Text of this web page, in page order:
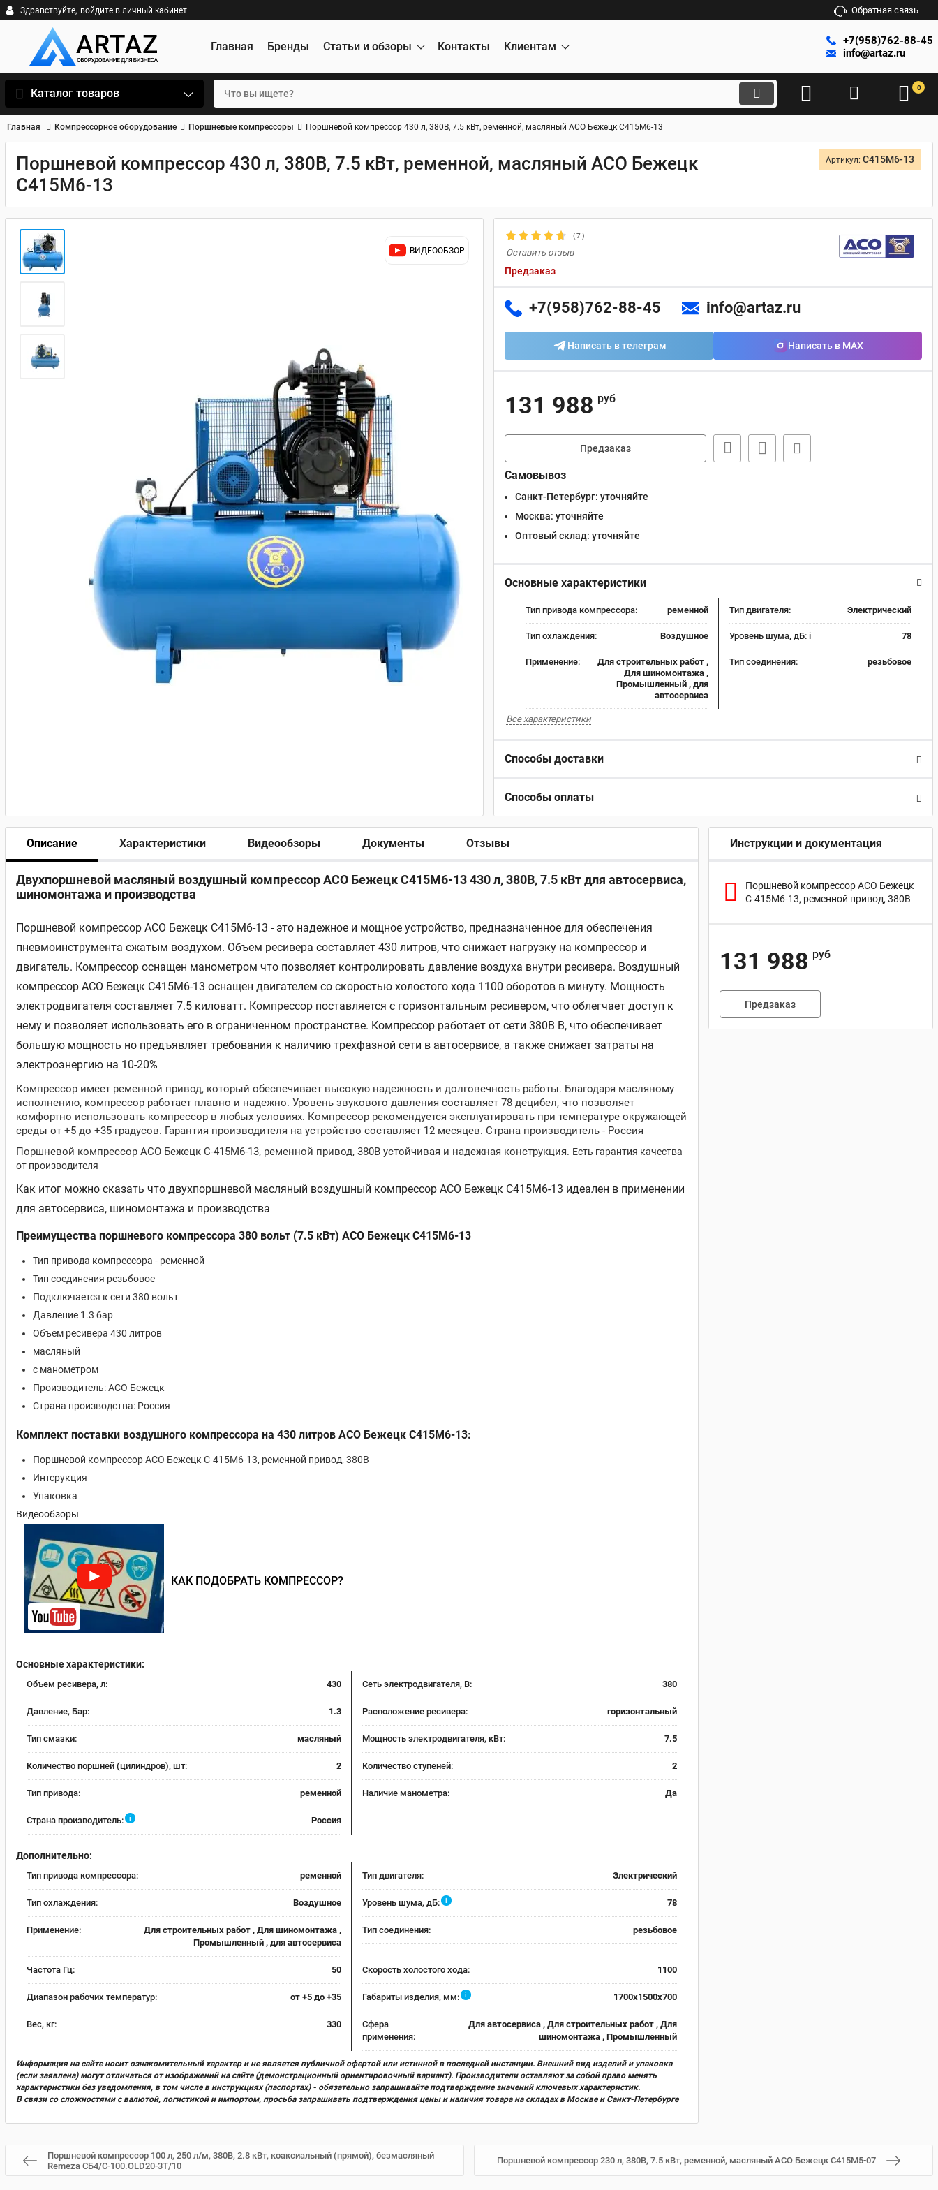
Здравствуйте, войдите в личный кабинет Обратная связь
Главная Бренды Статьи и обзоры Контакты Клиентам
+7(958)762-88-45
info@artaz.ru
Каталог товаров 0
Главная Компрессорное оборудование Поршневые компрессоры Поршневой компрессор 430 л, 380В, 7.5 кВт, ременной, масляный АСО Бежецк С415М6-13
Поршневой компрессор 430 л, 380В, 7.5 кВт, ременной, масляный АСО Бежецк
С415М6-13
Артикул: С415М6-13
ВИДЕООБЗОР
(7)
Оставить отзыв
Предзаказ
+7(958)762-88-45 info@artaz.ru
Написать в телеграм Написать в MAX
131 988 руб
Предзаказ
Самовывоз
Санкт-Петербург: уточняйте
Москва: уточняйте
Оптовый склад: уточняйте
Основные характеристики
Тип привода компрессора: ременной Тип двигателя: Электрический
Тип охлаждения: Воздушное Уровень шума, дБ: i 78
Применение:
Для строительных работ ,
Для шиномонтажа ,
Промышленный , для
автосервиса
Тип соединения: резьбовое
Все характеристики
Способы доставки
Способы оплаты
Описание Характеристики Видеообзоры Документы Отзывы
Двухпоршневой масляный воздушный компрессор АСО Бежецк С415М6-13 430 л, 380В, 7.5 кВт для автосервиса,
шиномонтажа и производства
Поршневой компрессор АСО Бежецк С415М6-13 - это надежное и мощное устройство, предназначенное для обеспечения
пневмоинструмента сжатым воздухом. Объем ресивера составляет 430 литров, что снижает нагрузку на компрессор и
двигатель. Компрессор оснащен манометром что позволяет контролировать давление воздуха внутри ресивера. Воздушный
компрессор АСО Бежецк С415М6-13 оснащен двигателем со скоростью холостого хода 1100 оборотов в минуту. Мощность
электродвигателя составляет 7.5 киловатт. Компрессор поставляется c горизонтальным ресивером, что облегчает доступ к
нему и позволяет использовать его в ограниченном пространстве. Компрессор работает от сети 380В В, что обеспечивает
большую мощность но предъявляет требования к наличию трехфазной сети в автосервисе, а также снижает затраты на
электроэнергию на 10-20%
Компрессор имеет ременной привод, который обеспечивает высокую надежность и долговечность работы. Благодаря масляному
исполнению, компрессор работает плавно и надежно. Уровень звукового давления составляет 78 децибел, что позволяет
комфортно использовать компрессор в любых условиях. Компрессор рекомендуется эксплуатировать при температуре окружающей
среды от +5 до +35 градусов. Гарантия производителя на устройство составляет 12 месяцев. Страна производитель - Россия
Поршневой компрессор АСО Бежецк С-415М6-13, ременной привод, 380В устойчивая и надежная конструкция. Есть гарантия качества
от производителя
Как итог можно сказать что двухпоршневой масляный воздушный компрессор АСО Бежецк С415М6-13 идеален в применении
для автосервиса, шиномонтажа и производства
Преимущества поршневого компрессора 380 вольт (7.5 кВт) АСО Бежецк С415М6-13
Тип привода компрессора - ременной
Тип соединения резьбовое
Подключается к сети 380 вольт
Давление 1.3 бар
Объем ресивера 430 литров
масляный
с манометром
Производитель: АСО Бежецк
Страна производства: Россия
Комплект поставки воздушного компрессора на 430 литров АСО Бежецк С415М6-13:
Поршневой компрессор АСО Бежецк С-415М6-13, ременной привод, 380В
Интсрукция
Упаковка
Видеообзоры
КАК ПОДОБРАТЬ КОМПРЕССОР?
Основные характеристики:
Объем ресивера, л: 430 Сеть электродвигателя, В: 380
Давление, Бар: 1.3 Расположение ресивера: горизонтальный
Тип смазки: масляный Мощность электродвигателя, кВт: 7.5
Количество поршней (цилиндров), шт: 2 Количество ступеней: 2
Тип привода: ременной Наличие манометра: Да
Страна производитель: i Россия
Дополнительно:
Тип привода компрессора: ременной Тип двигателя: Электрический
Тип охлаждения: Воздушное Уровень шума, дБ: i 78
Применение:
Для строительных работ , Для шиномонтажа ,
Промышленный , для автосервиса
Тип соединения: резьбовое
Частота Гц: 50 Скорость холостого хода: 1100
Диапазон рабочих температур: от +5 до +35 Габариты изделия, мм: i 1700x1500x700
Вес, кг: 330
Сфера
применения:
Для автосервиса , Для строительных работ , Для
шиномонтажа , Промышленный
Информация на сайте носит ознакомительный характер и не является публичной офертой или истинной в последней инстанции. Внешний вид изделий и упаковка
(если заявлена) могут отличаться от изображений на сайте (демонстрационный ориентировочный вариант). Производители оставляют за собой право менять
характеристики без уведомления, в том числе в инструкциях (паспортах) - обязательно запрашивайте подтверждение значений ключевых характеристик.
В связи со сложностями с валютой, логистикой и импортом, просьба запрашивать подтверждения цены и наличия товара на складах в Москве и Санкт-Петербурге
Инструкции и документация
Поршневой компрессор АСО Бежецк
С-415М6-13, ременной привод, 380В
131 988 руб
Предзаказ
Поршневой компрессор 100 л, 250 л/м, 380В, 2.8 кВт, коаксиальный (прямой), безмасляный
Remeza СБ4/С-100.OLD20-3T/10
Поршневой компрессор 230 л, 380В, 7.5 кВт, ременной, масляный АСО Бежецк С415М5-07